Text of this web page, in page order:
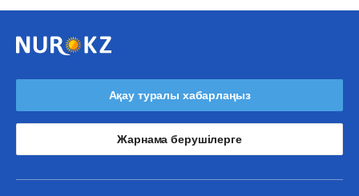
Ақау туралы хабарлаңыз
Жарнама берушілерге